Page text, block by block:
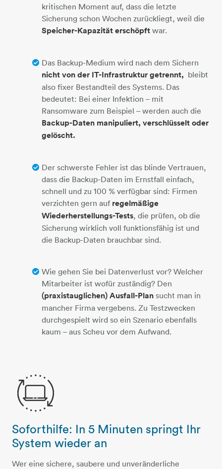
kritischen Moment auf, dass die letzte
Sicherung schon Wochen zurückliegt, weil die
Speicher-Kapazität erschöpft war.
Das Backup-Medium wird nach dem Sichern
nicht von der IT-Infrastruktur getrennt, bleibt
also fixer Bestandteil des Systems. Das
bedeutet: Bei einer Infektion – mit
Ransomware zum Beispiel – werden auch die
Backup-Daten manipuliert, verschlüsselt oder
gelöscht.
Der schwerste Fehler ist das blinde Vertrauen,
dass die Backup-Daten im Ernstfall einfach,
schnell und zu 100 % verfügbar sind: Firmen
verzichten gern auf regelmäßige
Wiederherstellungs-Tests, die prüfen, ob die
Sicherung wirklich voll funktionsfähig ist und
die Backup-Daten brauchbar sind.
Wie gehen Sie bei Datenverlust vor? Welcher
Mitarbeiter ist wofür zuständig? Den
(praxistauglichen) Ausfall-Plan sucht man in
mancher Firma vergebens. Zu Testzwecken
durchgespielt wird so ein Szenario ebenfalls
kaum – aus Scheu vor dem Aufwand.
computer-2-pfeile
Soforthilfe: In 5 Minuten springt Ihr
System wieder an
Wer eine sichere, saubere und unveränderliche